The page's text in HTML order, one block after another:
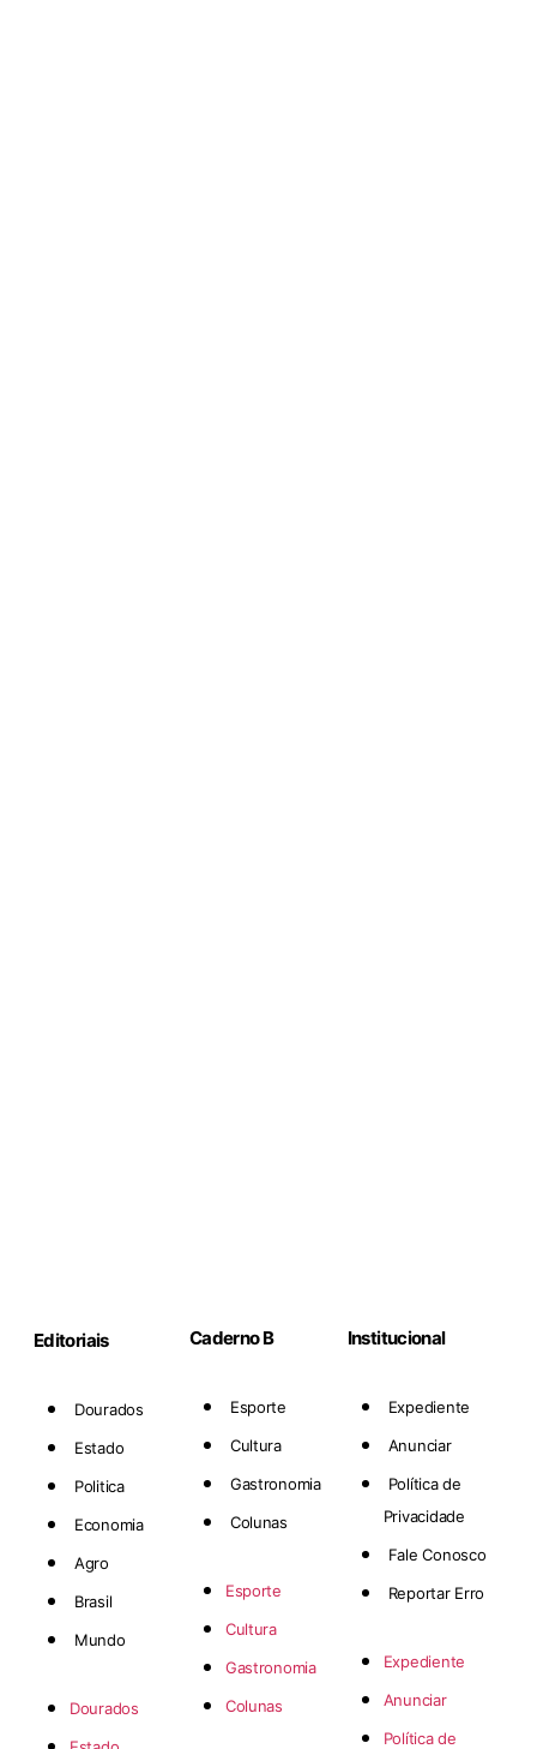
Editoriais
Dourados
Estado
Politica
Economia
Agro
Brasil
Mundo
Dourados
Caderno B
Esporte
Cultura
Gastronomia
Colunas
Esporte
Cultura
Gastronomia
Colunas
Institucional
Expediente
Anunciar
Política de
Privacidade
Fale Conosco
Reportar Erro
Expediente
Anunciar
Política de